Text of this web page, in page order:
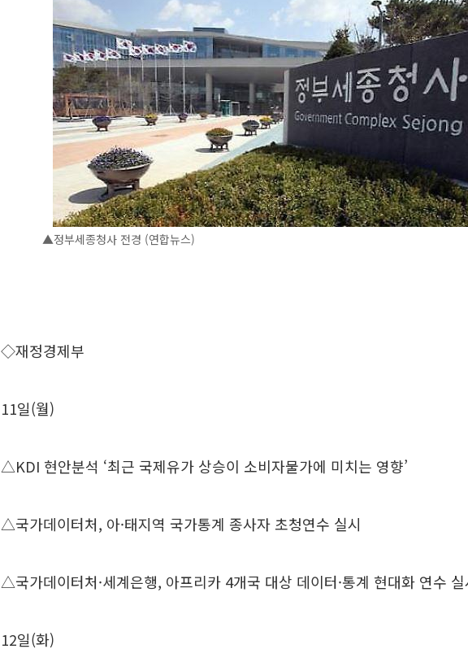
▲정부세종청사 전경 (연합뉴스)
◇재정경제부
11일(월)
△KDI 현안분석 ‘최근 국제유가 상승이 소비자물가에 미치는 영향’
△국가데이터처, 아·태지역 국가통계 종사자 초청연수 실시
△국가데이터처·세계은행, 아프리카 4개국 대상 데이터·통계 현대화 연수
12일(화)